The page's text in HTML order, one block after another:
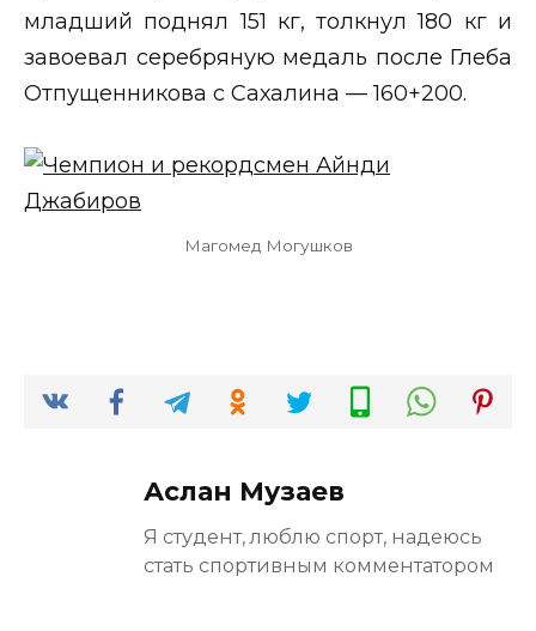
младший поднял 151 кг, толкнул 180 кг и
завоевал серебряную медаль после Глеба
Отпущенникова с Сахалина — 160+200.
Магомед Могушков
Аслан Музаев
Я студент, люблю спорт, надеюсь
стать спортивным комментатором